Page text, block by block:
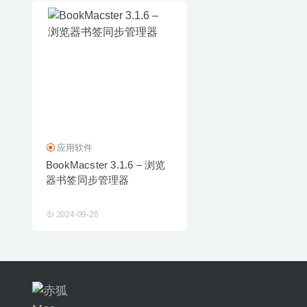
应用软件
BookMacster 3.1.6 – 浏览
器书签同步管理器
2024-09-26